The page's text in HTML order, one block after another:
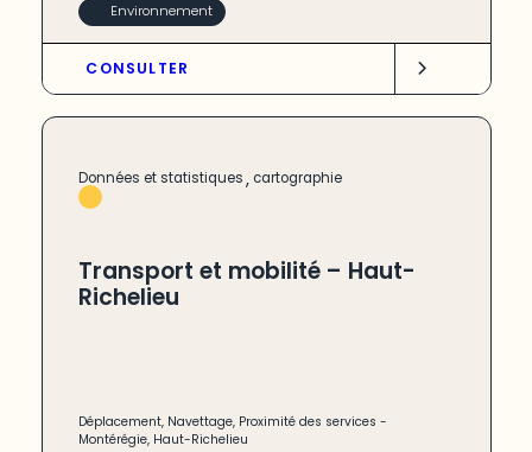
Environnement
CONSULTER
Données et statistiques, cartographie
Transport et mobilité – Haut-
Richelieu
Déplacement, Navettage, Proximité des services -
Montérégie, Haut-Richelieu